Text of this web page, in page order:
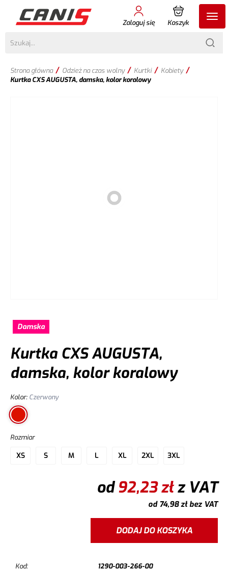
Zaloguj się Koszyk
Strona główna / Odzież na czas wolny / Kurtki / Kobiety /
Kurtka CXS AUGUSTA, damska, kolor koralowy
Damska
Kurtka CXS AUGUSTA,
damska, kolor koralowy
Kolor: Czerwony
Rozmiar
XS S M L XL 2XL 3XL
od92,23złz VAT
od 74,98złbez VAT
DODAJ DO KOSZYKA
Kod: 1290-003-266-00